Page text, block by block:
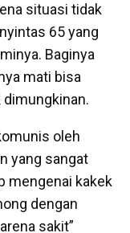
situasi tidak
65 yang
Baginya
mati bisa
oleh
yang sangat
mengenai kakek
dengan
sakit”